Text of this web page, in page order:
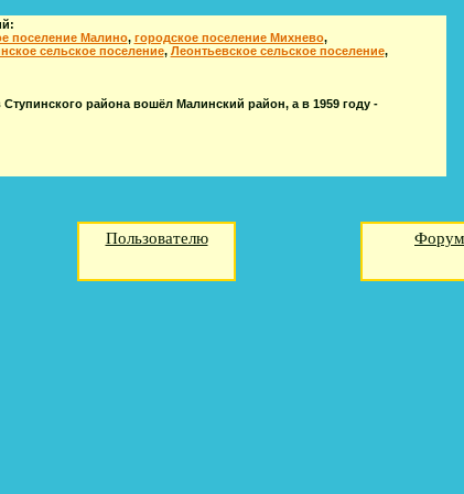
поселение Малино, городское поселение Михнево,
сельское поселение, Леонтьевское сельское поселение,
Ступинского района вошёл Малинский район, а в 1959 году -
Пользователю Форум